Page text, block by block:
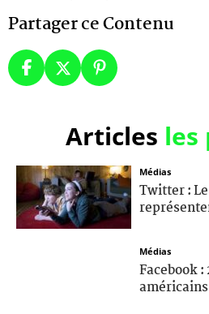
Partager ce Contenu
Articles les
Médias
Twitter :
Médias
Facebook :